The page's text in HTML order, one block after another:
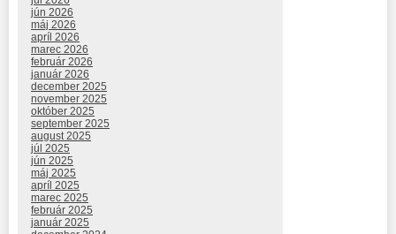
jún 2026
máj 2026
apríl 2026
marec 2026
február 2026
január 2026
december 2025
november 2025
október 2025
september 2025
august 2025
júl 2025
jún 2025
máj 2025
apríl 2025
marec 2025
február 2025
január 2025